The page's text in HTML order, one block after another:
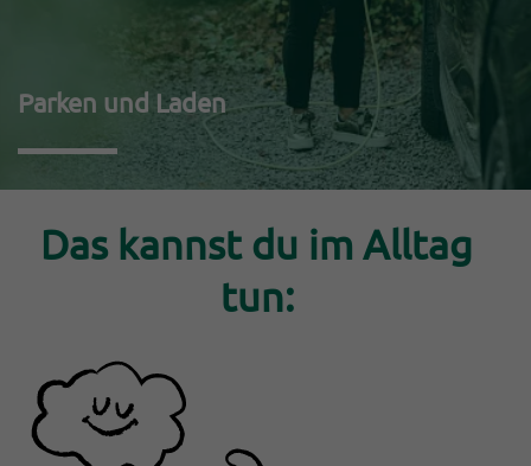
Parken und Laden
Einleitung
Das kannst du im Alltag
tun: